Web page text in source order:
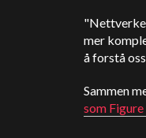
mer
å forstå
Sammen
som Figure